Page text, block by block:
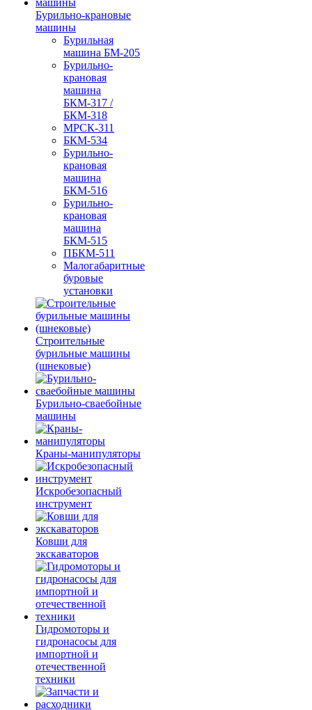
Бурильно-крановые
машины
Бурильная
машина БМ-205
Бурильно-
крановая
машина
БКМ-317 /
БКМ-318
МРСК-311
БКМ-534
Бурильно-
крановая
машина
БКМ-516
Бурильно-
крановая
машина
БКМ-515
ПБКМ-511
Малогабаритные
буровые
установки
Строительные
бурильные машины
(шнековые)
Бурильно-сваебойные
машины
Краны-манипуляторы
Искробезопасный
инструмент
Ковши для
экскаваторов
Гидромоторы и
гидронасосы для
импортной и
отечественной
техники